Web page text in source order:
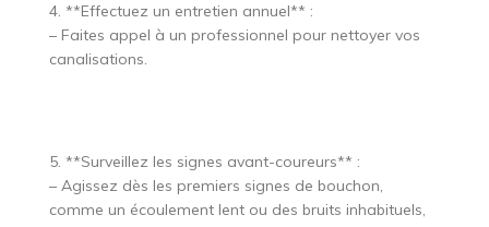
4. **Effectuez un entretien annuel** :
– Faites appel à un professionnel pour nettoyer vos
canalisations.
5. **Surveillez les signes avant-coureurs** :
– Agissez dès les premiers signes de bouchon,
comme un écoulement lent ou des bruits inhabituels,